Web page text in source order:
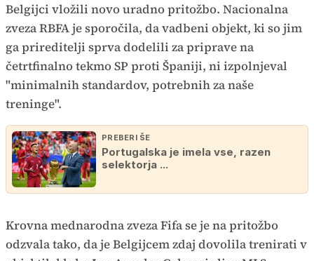
Belgijci vložili novo uradno pritožbo. Nacionalna
zveza RBFA je sporočila, da vadbeni objekt, ki so jim
ga prireditelji sprva dodelili za priprave na
četrtfinalno tekmo SP proti Španiji, ni izpolnjeval
"minimalnih standardov, potrebnih za naše
treninge".
PREBERI ŠE
Portugalska je imela vse, razen
selektorja ...
Krovna mednarodna zveza Fifa se je na pritožbo
odzvala tako, da je Belgijcem zdaj dovolila trenirati v